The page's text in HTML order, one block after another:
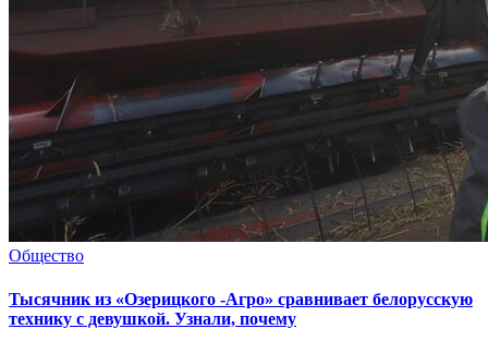
Общество
Тысячник из «Озерицкого -Агро» сравнивает белорусскую
технику с девушкой. Узнали, почему